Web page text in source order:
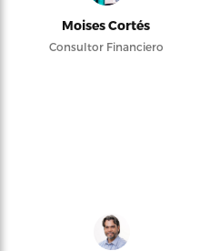
Moises Cortés
Consultor Financiero